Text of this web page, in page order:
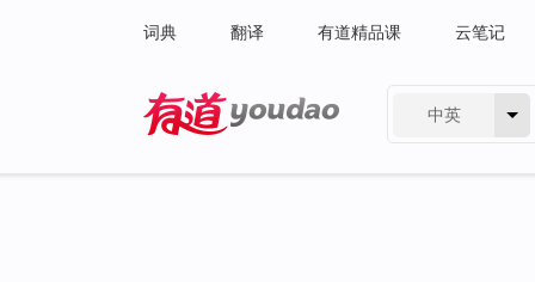
词典 翻译 有道精品课 云笔记
中英